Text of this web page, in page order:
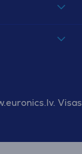
Visas